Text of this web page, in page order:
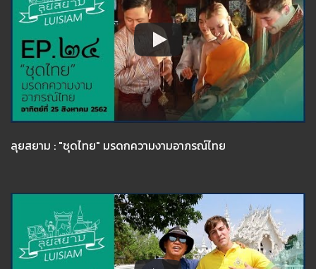
ลุยสยาม : "ชุดไทย" มรดกความงามอาภรณ์ไทย